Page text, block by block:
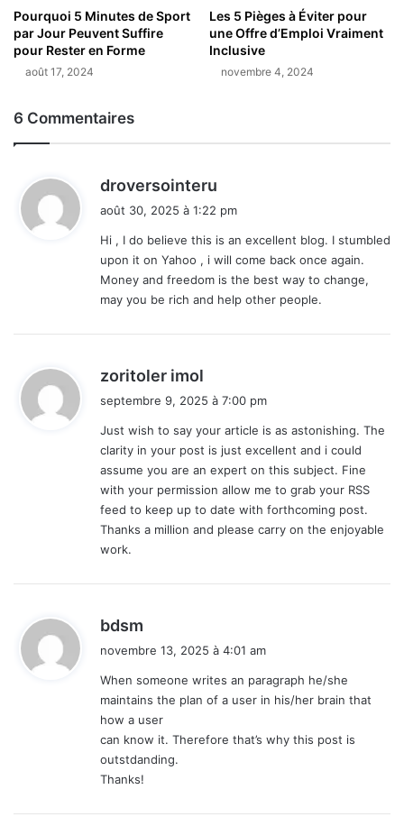
Pourquoi 5 Minutes de Sport
par Jour Peuvent Suffire
pour Rester en Forme
août 17, 2024
Les 5 Pièges à Éviter pour
une Offre d’Emploi Vraiment
Inclusive
novembre 4, 2024
6 Commentaires
droversointeru
:
août 30, 2025 à 1:22 pm
Hi , I do believe this is an excellent blog. I stumbled
upon it on Yahoo , i will come back once again.
Money and freedom is the best way to change,
may you be rich and help other people.
zoritoler imol
i
septembre 9, 2025 à 7:00 pm
Just wish to say your article is as astonishing. The
clarity in your post is just excellent and i could
assume you are an expert on this subject. Fine
with your permission allow me to grab your RSS
feed to keep up to date with forthcoming post.
Thanks a million and please carry on the enjoyable
work.
bdsm
:
novembre 13, 2025 à 4:01 am
When someone writes an paragraph he/she
maintains the plan of a user in his/her brain that
how a user
can know it. Therefore that’s why this post is
outstdanding.
Thanks!